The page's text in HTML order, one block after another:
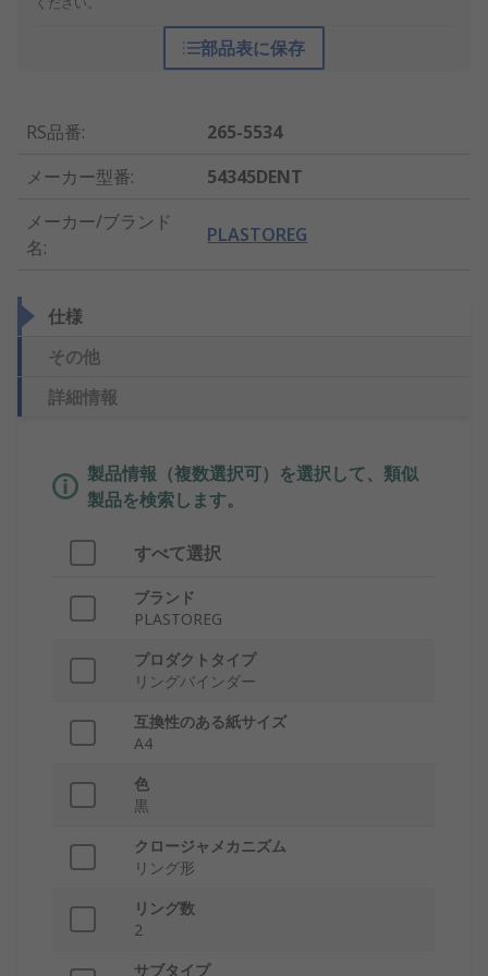
部品表に保存
RS品番:
265-5534
メーカー型番:
54345DENT
メーカー/ブランド
名:
PLASTOREG
仕様
その他
詳細情報
製品情報（複数選択可）を選択して、類似
製品を検索します。
すべて選択
ブランド
PLASTOREG
プロダクトタイプ
リングバインダー
互換性のある紙サイズ
A4
色
黒
クロージャメカニズム
リング形
リング数
2
サブタイプ